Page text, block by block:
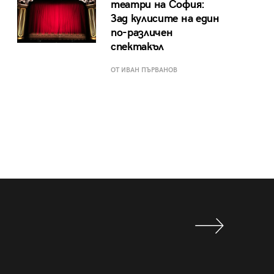
театри на София:
Зад кулисите на един
по-различен
спектакъл
ОТ ИВАН ПЪРВАНОВ